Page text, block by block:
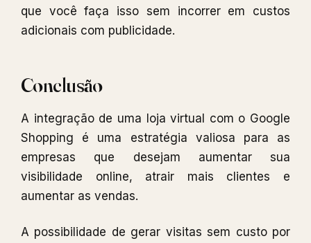
que você faça isso sem incorrer em custos
adicionais com publicidade.
Conclusão
A integração de uma loja virtual com o Google
Shopping é uma estratégia valiosa para as
empresas que desejam aumentar sua
visibilidade online, atrair mais clientes e
aumentar as vendas.
A possibilidade de gerar visitas sem custo por